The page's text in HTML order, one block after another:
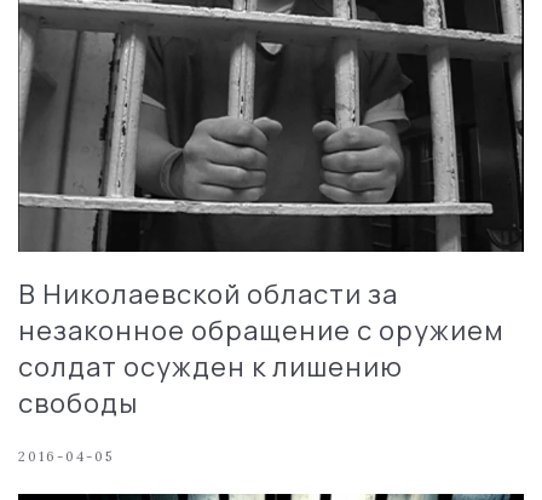
В Николаевской области за
незаконное обращение с оружием
солдат осужден к лишению
свободы
2016-04-05